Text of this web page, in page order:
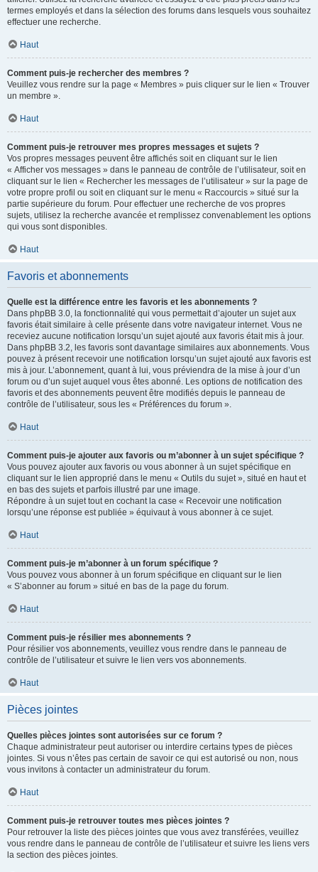
termes employés et dans la sélection des forums dans lesquels vous souhaitez
effectuer une recherche.
Haut
Comment puis-je rechercher des membres ?
Veuillez vous rendre sur la page « Membres » puis cliquer sur le lien « Trouver
un membre ».
Haut
Comment puis-je retrouver mes propres messages et sujets ?
Vos propres messages peuvent être affichés soit en cliquant sur le lien
« Afficher vos messages » dans le panneau de contrôle de l’utilisateur, soit en
cliquant sur le lien « Rechercher les messages de l’utilisateur » sur la page de
votre propre profil ou soit en cliquant sur le menu « Raccourcis » situé sur la
partie supérieure du forum. Pour effectuer une recherche de vos propres
sujets, utilisez la recherche avancée et remplissez convenablement les options
qui vous sont disponibles.
Haut
Favoris et abonnements
Quelle est la différence entre les favoris et les abonnements ?
Dans phpBB 3.0, la fonctionnalité qui vous permettait d’ajouter un sujet aux
favoris était similaire à celle présente dans votre navigateur internet. Vous ne
receviez aucune notification lorsqu’un sujet ajouté aux favoris était mis à jour.
Dans phpBB 3.2, les favoris sont davantage similaires aux abonnements. Vous
pouvez à présent recevoir une notification lorsqu’un sujet ajouté aux favoris est
mis à jour. L’abonnement, quant à lui, vous préviendra de la mise à jour d’un
forum ou d’un sujet auquel vous êtes abonné. Les options de notification des
favoris et des abonnements peuvent être modifiés depuis le panneau de
contrôle de l’utilisateur, sous les « Préférences du forum ».
Haut
Comment puis-je ajouter aux favoris ou m’abonner à un sujet spécifique ?
Vous pouvez ajouter aux favoris ou vous abonner à un sujet spécifique en
cliquant sur le lien approprié dans le menu « Outils du sujet », situé en haut et
en bas des sujets et parfois illustré par une image.
Répondre à un sujet tout en cochant la case « Recevoir une notification
lorsqu’une réponse est publiée » équivaut à vous abonner à ce sujet.
Haut
Comment puis-je m’abonner à un forum spécifique ?
Vous pouvez vous abonner à un forum spécifique en cliquant sur le lien
« S’abonner au forum » situé en bas de la page du forum.
Haut
Comment puis-je résilier mes abonnements ?
Pour résilier vos abonnements, veuillez vous rendre dans le panneau de
contrôle de l’utilisateur et suivre le lien vers vos abonnements.
Haut
Pièces jointes
Quelles pièces jointes sont autorisées sur ce forum ?
Chaque administrateur peut autoriser ou interdire certains types de pièces
jointes. Si vous n’êtes pas certain de savoir ce qui est autorisé ou non, nous
vous invitons à contacter un administrateur du forum.
Haut
Comment puis-je retrouver toutes mes pièces jointes ?
Pour retrouver la liste des pièces jointes que vous avez transférées, veuillez
vous rendre dans le panneau de contrôle de l’utilisateur et suivre les liens vers
la section des pièces jointes.